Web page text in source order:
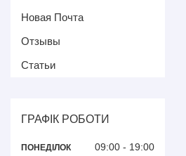
Новая Почта
Отзывы
Статьи
ГРАФІК РОБОТИ
ПОНЕДІЛОК 09:00 19:00